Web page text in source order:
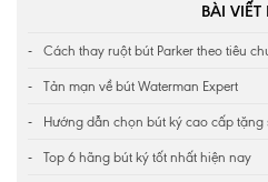
BÀI
Cách thay ruột bút Parker theo tiêu
Tản mạn về bút Waterman Expert
Hướng dẫn chọn bút ký cao cấp tặng
Top 6 hãng bút ký tốt nhất hiện nay